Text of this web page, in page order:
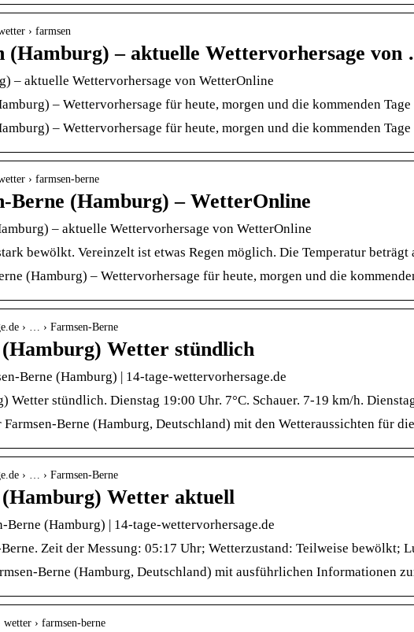
› farmsen
(Hamburg) – aktuelle Wettervorhersage von
– aktuelle Wettervorhersage von WetterOnline
– Wettervorhersage für heute, morgen und die kommenden
– Wettervorhersage für heute, morgen und die kommenden
› farmsen-berne
Berne (Hamburg) – WetterOnline
– aktuelle Wettervorhersage von WetterOnline
bewölkt. Vereinzelt ist etwas Regen möglich. Die Temperatur
(Hamburg) – Wettervorhersage für heute, morgen und die
› … › Farmsen-Berne
Wetter stündlich
Berne (Hamburg) | 14-tage-wettervorhersage.de
Wetter stündlich. Dienstag 19:00 Uhr. 7°C. Schauer. 7-19 km/h.
Berne (Hamburg, Deutschland) mit den Wetteraussichten für
› … › Farmsen-Berne
Wetter aktuell
Berne (Hamburg) | 14-tage-wettervorhersage.de
Zeit der Messung: 05:17 Uhr; Wetterzustand: Teilweise
Berne (Hamburg, Deutschland) mit ausführlichen Informationen
› farmsen-berne